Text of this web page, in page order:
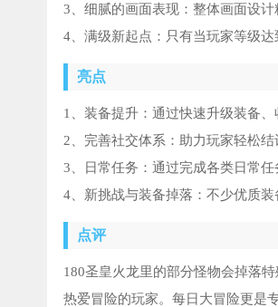
3、细腻的画面表现：整体画面设
4、满级新起点：只有当玩家等级达
亮点
1、装备提升：通过快速升级装备
2、完善社交体系：助力玩家轻松结
3、日常任务：通过完成各类日常任
4、新挑战与装备掉落：不少优质
点评
180圣皇火龙里的部分怪物会掉落
热爱冒险的玩家。每日大冒险更是